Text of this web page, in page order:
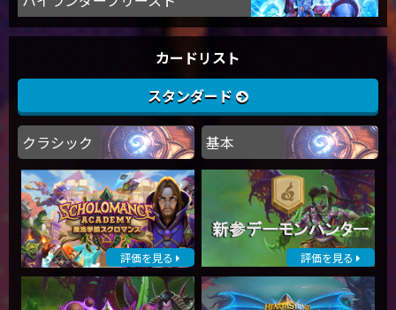
カードリスト
スタンダード
クラシック 基本
評価を見る 評価を見る